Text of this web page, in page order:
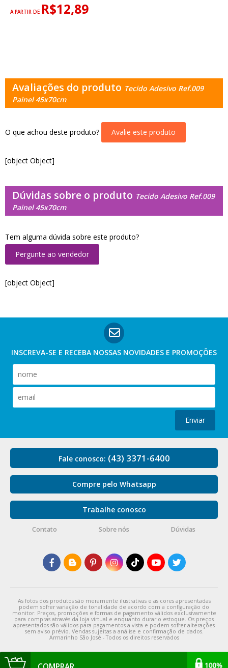
A PARTIR DE R$12,89
Avaliações do produto Tecido Adesivo Ref.009
Painel 45x70cm
O que achou deste produto? Avalie este produto
[object Object]
Dúvidas sobre o produto Tecido Adesivo Ref.009
Painel 45x70cm
Tem alguma dúvida sobre este produto?
Pergunte ao vendedor
[object Object]
INSCREVA-SE E RECEBA NOSSAS NOVIDADES E PROMOÇÕES
Enviar
Fale conosco: (43) 3371-6400
Compre pelo Whatsapp
Trabalhe conosco
Contato Sobre nós Dúvidas
As fotos dos produtos são meramente ilustrativas e as cores apresentadas
podem sofrer variação de tonalidade de acordo com a configuração do
monitor. Preços, promoções e formas de pagamento válidos exclusivamente
para compras através da loja virtual e enquanto durar o estoque. Os preços
apresentados são válidos para pagamentos a vista e podem sofrer alterações
sem aviso prévio. Vendas sujeitas a análise e confirmação de dados.
Armarinho São José - Todos os direitos reservados